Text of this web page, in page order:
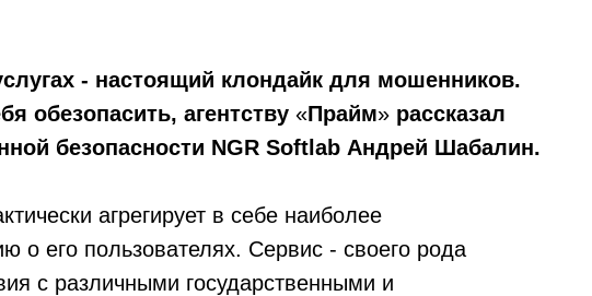
- настоящий клондайк для мошенников.
обезопасить, агентству «Прайм» рассказал
безопасности NGR Softlab Андрей Шабалин.
агрегирует в себе наиболее
о его пользователях. Сервис - своего рода
с различными государственными и